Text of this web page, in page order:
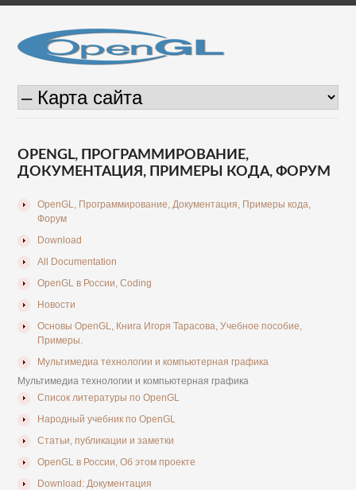
OPENGL, ПРОГРАММИРОВАНИЕ,
ДОКУМЕНТАЦИЯ, ПРИМЕРЫ КОДА, ФОРУМ
OpenGL, Программирование, Документация, Примеры кода,
Форум
Download
All Documentation
OpenGL в России, Coding
Новости
Основы OpenGL, Книга Игоря Тарасова, Учебное пособие,
Примеры.
Мультимедиа технологии и компьютерная графика
Мультимедиа технологии и компьютерная графика
Список литературы по OpenGL
Народный учебник по OpenGL
Статьи, публикации и заметки
OpenGL в России, Об этом проекте
Download: Документация